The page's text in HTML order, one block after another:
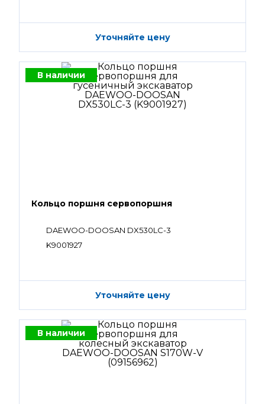
Уточняйте цену
В наличии
Кольцо поршня сервопоршня
DAEWOO-DOOSAN DX530LC-3
K9001927
Уточняйте цену
В наличии